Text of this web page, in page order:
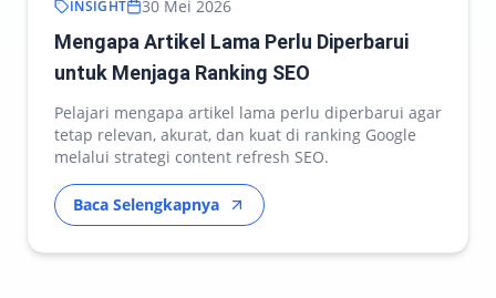
INSIGHT 30 Mei 2026
Mengapa Artikel Lama Perlu Diperbarui
untuk Menjaga Ranking SEO
Pelajari mengapa artikel lama perlu diperbarui agar
tetap relevan, akurat, dan kuat di ranking Google
melalui strategi content refresh SEO.
Baca Selengkapnya